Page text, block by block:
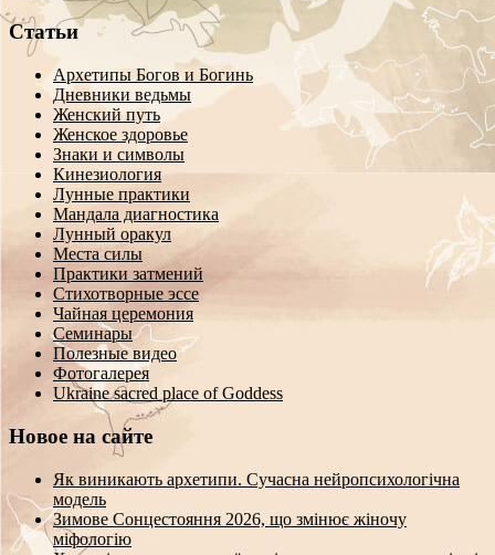
Статьи
Архетипы Богов и Богинь
Дневники ведьмы
Женский путь
Женское здоровье
Знаки и символы
Кинезиология
Лунные практики
Мандала диагностика
Лунный оракул
Места силы
Практики затмений
Стихотворные эссе
Чайная церемония
Семинары
Полезные видео
Фотогалерея
Ukraine sacred place of Goddess
Новое на сайте
Як виникають архетипи. Сучасна нейропсихологічна
модель
Зимове Сонцестояння 2026, що змінює жіночу
міфологію